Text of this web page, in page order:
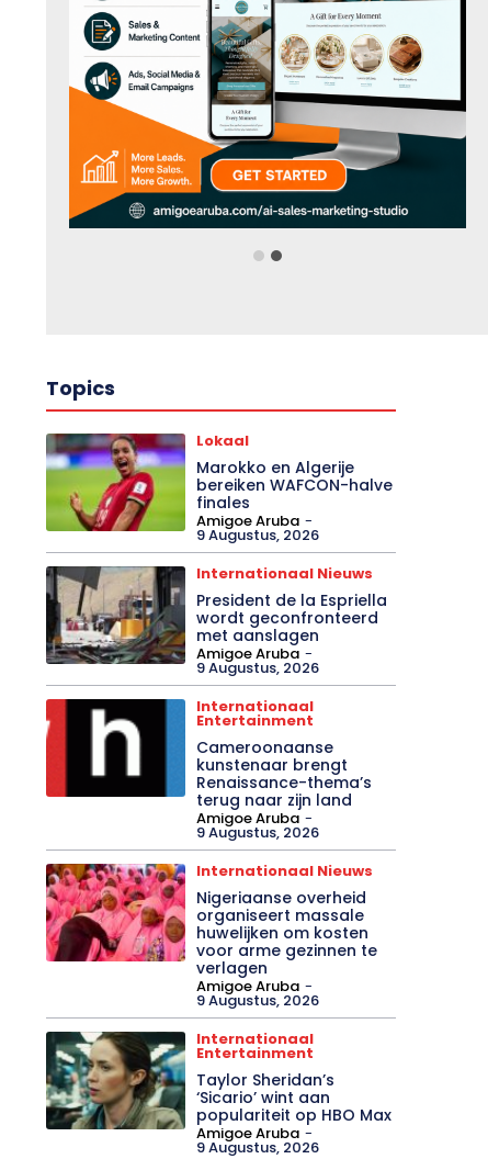
Topics
Lokaal
Marokko en Algerije
bereiken WAFCON-halve
finales
Amigoe Aruba -
9 Augustus, 2026
Internationaal Nieuws
President de la Espriella
wordt geconfronteerd
met aanslagen
Amigoe Aruba -
9 Augustus, 2026
Internationaal
Entertainment
Cameroonaanse
kunstenaar brengt
Renaissance-thema’s
terug naar zijn land
Amigoe Aruba -
9 Augustus, 2026
Internationaal Nieuws
Nigeriaanse overheid
organiseert massale
huwelijken om kosten
voor arme gezinnen te
verlagen
Amigoe Aruba -
9 Augustus, 2026
Internationaal
Entertainment
Taylor Sheridan’s
‘Sicario’ wint aan
populariteit op HBO Max
Amigoe Aruba -
9 Augustus, 2026